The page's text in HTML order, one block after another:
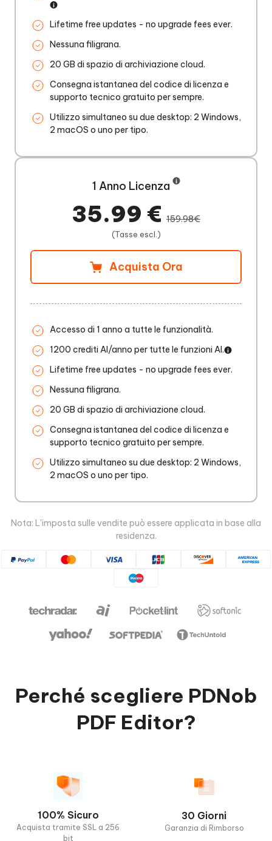
Lifetime free updates - no upgrade fees ever.
Nessuna filigrana.
20 GB di spazio di archiviazione cloud.
Consegna istantanea del codice di licenza e
supporto tecnico gratuito per sempre.
Utilizzo simultaneo su due desktop: 2 Windows,
2 macOS o uno per tipo.
1 Anno Licenza
35.99 € 159.98€
(Tasse escl.)
Acquista Ora
Accesso di 1 anno a tutte le funzionalità.
1200 crediti AI/anno per tutte le funzioni AI.
Lifetime free updates - no upgrade fees ever.
Nessuna filigrana.
20 GB di spazio di archiviazione cloud.
Consegna istantanea del codice di licenza e
supporto tecnico gratuito per sempre.
Utilizzo simultaneo su due desktop: 2 Windows,
2 macOS o uno per tipo.
Nota: L'imposta sulle vendite può essere applicata in base alla
residenza.
Perché scegliere PDNob
PDF Editor?
100% Sicuro
Acquista tramite SSL a 256
bit
30 Giorni
Garanzia di Rimborso